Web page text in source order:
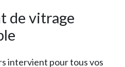
de vitrage
intervient pour tous vos